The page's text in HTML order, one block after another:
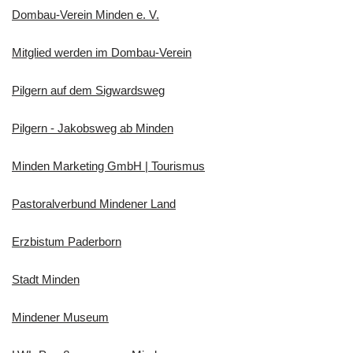
Dombau-Verein Minden e. V.
Mitglied werden im Dombau-Verein
Pilgern auf dem Sigwardsweg
Pilgern - Jakobsweg ab Minden
Minden Marketing GmbH | Tourismus
Pastoralverbund Mindener Land
Erzbistum Paderborn
Stadt Minden
Mindener Museum